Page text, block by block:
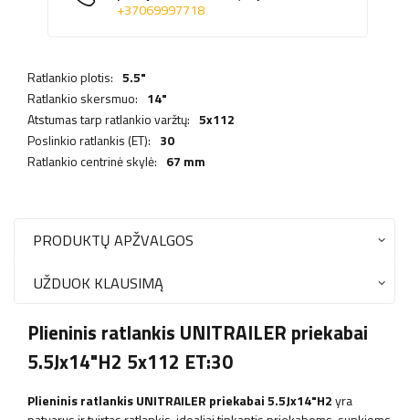
+37069997718
Ratlankio plotis: 5.5"
Ratlankio skersmuo: 14"
Atstumas tarp ratlankio varžtų: 5x112
Poslinkio ratlankis (ET): 30
Ratlankio centrinė skylė: 67 mm
PRODUKTŲ APŽVALGOS
UŽDUOK KLAUSIMĄ
Plieninis ratlankis UNITRAILER priekabai
5.5Jx14"H2 5x112 ET:30
Plieninis ratlankis UNITRAILER priekabai 5.5Jx14"H2yra